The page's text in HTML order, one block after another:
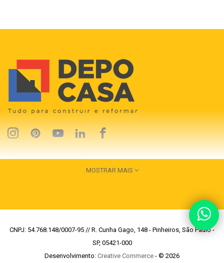
MOSTRAR MAIS
CNPJ: 54.768.148/0007-95 // R. Cunha Gago, 148 - Pinheiros, São Paulo -
SP, 05421-000
Desenvolvimento: Creative Commerce - © 2026